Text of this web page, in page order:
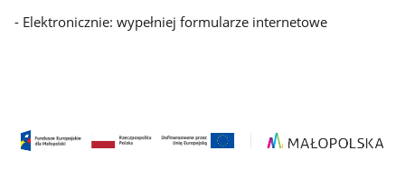
- Elektronicznie: wypełniej formularze internetowe